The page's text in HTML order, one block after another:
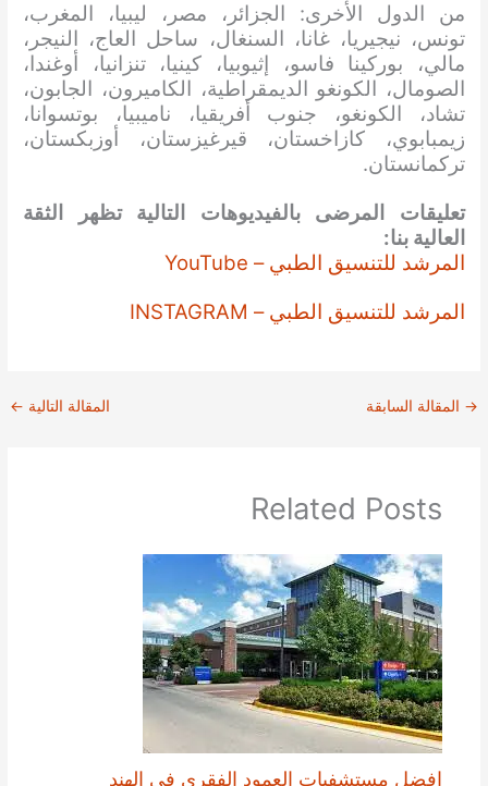
من الدول الأخرى: الجزائر، مصر، ليبيا، المغرب،
تونس، نيجيريا، غانا، السنغال، ساحل العاج، النيجر،
مالي، بوركينا فاسو، إثيوبيا، كينيا، تنزانيا، أوغندا،
الصومال، الكونغو الديمقراطية، الكاميرون، الجابون،
تشاد، الكونغو، جنوب أفريقيا، ناميبيا، بوتسوانا،
زيمبابوي، كازاخستان، قيرغيزستان، أوزبكستان،
تركمانستان.
تعليقات المرضى بالفيديوهات التالية تظهر الثقة
العالية بنا:
المرشد للتنسيق الطبي – YouTube
المرشد للتنسيق الطبي – INSTAGRAM
→ المقالة السابقة المقالة التالية ←
Related Posts
افضل مستشفيات العمود الفقري في الهند